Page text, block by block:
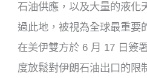
石油供應，以及大量的液化
過此地，被視為全球最重要
在美伊雙方於 6 月 17 日簽
度放鬆對伊朗石油出口的限